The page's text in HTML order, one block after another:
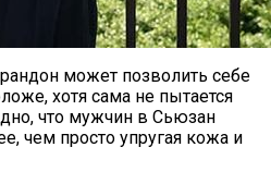
может позволить себе
хотя сама не пытается
что мужчин в Сьюзан
чем просто упругая кожа и